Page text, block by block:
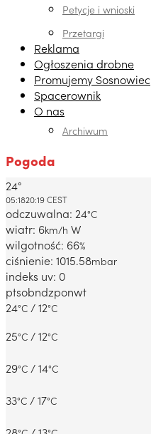
Petycje i wnioski
Przetargi
Reklama
Ogłoszenia drobne
Promujemy Sosnowiec
Spacerownik
O nas
Archiwum
Pogoda
Dabrowa Gornicza, PL
24°
05:1820:19 CEST
odczuwalna: 24°C
wiatr: 6km/h W
wilgotność: 66%
ciśnienie: 1015.58mbar
indeks uv: 0
ptsobndzponwt
24°C / 12°C
25°C / 12°C
29°C / 14°C
33°C / 17°C